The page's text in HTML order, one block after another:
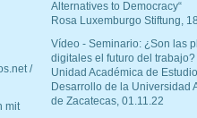
/
mit
Alternatives to Democracy“
Rosa Luxemburgo Stiftung,
Vídeo - Seminario: ¿Son las
digitales el futuro del trabajo?
Unidad Académica de
Desarrollo de la Universidad
de Zacatecas, 01.11.22